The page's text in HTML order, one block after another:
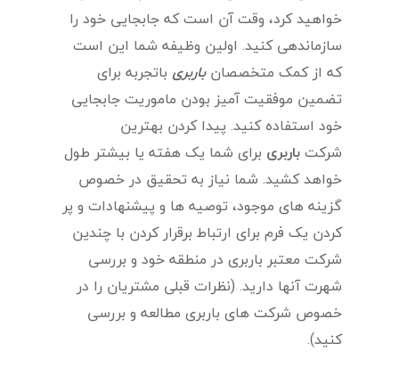
خواهید کرد، وقت آن است که جابجایی خود را
سازماندهی کنید. اولین وظیفه شما این است
که از کمک متخصصانباربری باتجربه برای
تضمین موفقیت آمیز بودن ماموریت جابجایی
خود استفاده کنید. پیدا کردن بهترین
شرکتباربری برای شما یک هفته یا بیشتر طول
خواهد کشید. شما نیاز به تحقیق در خصوص
گزینه های موجود، توصیه ها و پیشنهادات و پر
کردن یک فرم برای ارتباط برقرار کردن با چندین
شرکت معتبر باربری در منطقه خود و بررسی
شهرت آنها دارید. (نظرات قبلی مشتریان را در
خصوص شرکت های باربری مطالعه و بررسی
کنید).